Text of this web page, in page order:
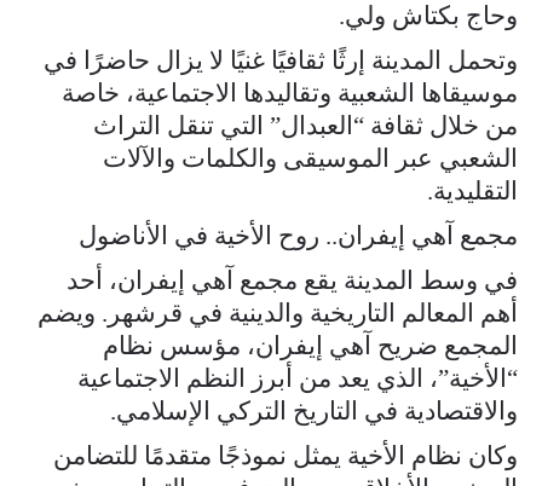
وحاج بكتاش ولي.
وتحمل المدينة إرثًا ثقافيًا غنيًا لا يزال حاضرًا في
موسيقاها الشعبية وتقاليدها الاجتماعية، خاصة
من خلال ثقافة “العبدال” التي تنقل التراث
الشعبي عبر الموسيقى والكلمات والآلات
التقليدية.
مجمع آهي إيفران.. روح الأخية في الأناضول
في وسط المدينة يقع مجمع آهي إيفران، أحد
أهم المعالم التاريخية والدينية في قرشهر. ويضم
المجمع ضريح آهي إيفران، مؤسس نظام
“الأخية”، الذي يعد من أبرز النظم الاجتماعية
والاقتصادية في التاريخ التركي الإسلامي.
وكان نظام الأخية يمثل نموذجًا متقدمًا للتضامن